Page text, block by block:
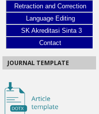
Retraction and Correction
Language Editing
SK Akreditasi Sinta 3
Contact
JOURNAL TEMPLATE